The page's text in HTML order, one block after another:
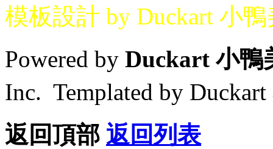
模板設計 by Duckart 小
Powered by Duckart 小鴨
Inc. Templated by
返回頂部 返回列表